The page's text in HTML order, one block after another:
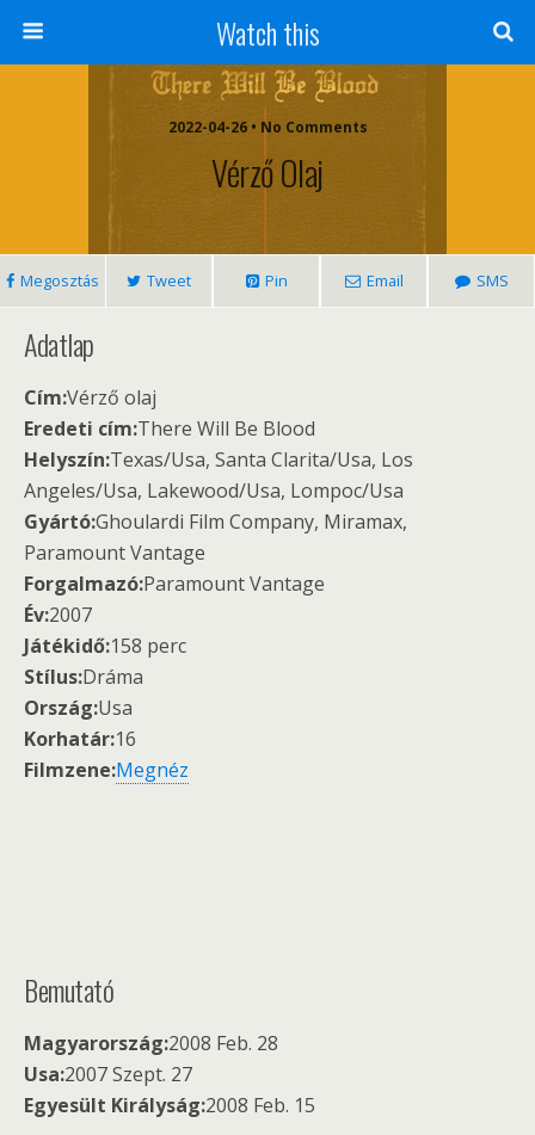
Watch this
2022-04-26 • No Comments
Vérző Olaj
Megosztás Tweet Pin Email SMS
Adatlap
Cím:Vérző olaj
Eredeti cím:There Will Be Blood
Helyszín:Texas/Usa, Santa Clarita/Usa, Los
Angeles/Usa, Lakewood/Usa, Lompoc/Usa
Gyártó:Ghoulardi Film Company, Miramax,
Paramount Vantage
Forgalmazó:Paramount Vantage
Év:2007
Játékidő:158 perc
Stílus:Dráma
Ország:Usa
Korhatár:16
Filmzene:Megnéz
Bemutató
Magyarország:2008 Feb. 28
Usa:2007 Szept. 27
Egyesült Királyság:2008 Feb. 15